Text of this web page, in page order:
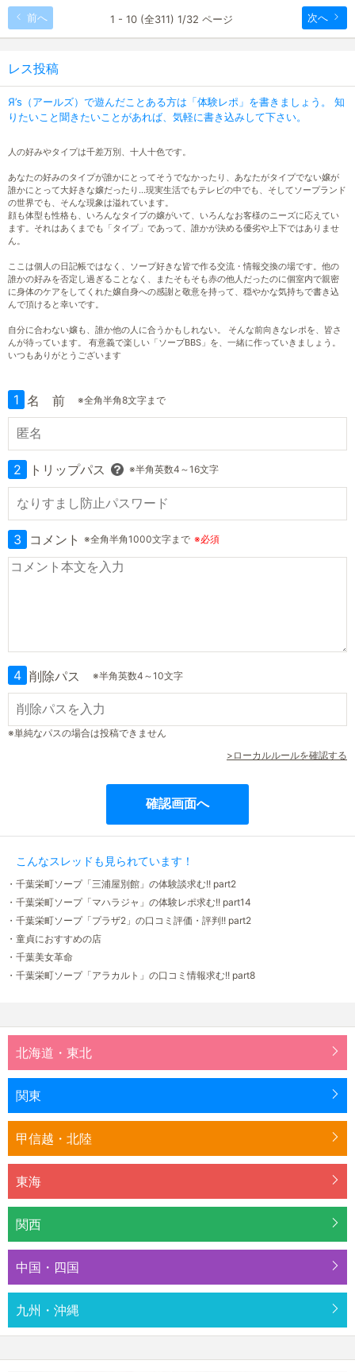
前へ 次へ
1 - 10 (全311) 1/32 ページ
レス投稿
Я’s（アールズ）で遊んだことある方は「体験レポ」を書きましょう。 知
りたいこと聞きたいことがあれば、気軽に書き込みして下さい。
人の好みやタイプは千差万別、十人十色です。
あなたの好みのタイプが誰かにとってそうでなかったり、あなたがタイプでない嬢が
誰かにとって大好きな嬢だったり…現実生活でもテレビの中でも、そしてソープランド
の世界でも、そんな現象は溢れています。
顔も体型も性格も、いろんなタイプの嬢がいて、いろんなお客様のニーズに応えてい
ます。それはあくまでも「タイプ」であって、誰かが決める優劣や上下ではありませ
ん。
ここは個人の日記帳ではなく、ソープ好きな皆で作る交流・情報交換の場です。他の
誰かの好みを否定し過ぎることなく、またそもそも赤の他人だったのに個室内で親密
に身体のケアをしてくれた嬢自身への感謝と敬意を持って、穏やかな気持ちで書き込
んで頂けると幸いです。
自分に合わない嬢も、誰か他の人に合うかもしれない。 そんな前向きなレポを、皆さ
んが待っています。 有意義で楽しい「ソープBBS」を、一緒に作っていきましょう。
いつもありがとうございます
1 名 前 ※全角半角8文字まで
2 トリップパス ※半角英数4～16文字
3 コメント ※全角半角1000文字まで ※必須
4 削除パス ※半角英数4～10文字
※単純なパスの場合は投稿できません
>ローカルルールを確認する
こんなスレッドも見られています！
・千葉栄町ソープ「三浦屋別館」の体験談求む!! part2
・千葉栄町ソープ「マハラジャ」の体験レポ求む!! part14
・千葉栄町ソープ「プラザ2」の口コミ評価・評判!! part2
・童貞におすすめの店
・千葉美女革命
・千葉栄町ソープ「アラカルト」の口コミ情報求む!! part8
北海道・東北
関東
甲信越・北陸
東海
関西
中国・四国
九州・沖縄